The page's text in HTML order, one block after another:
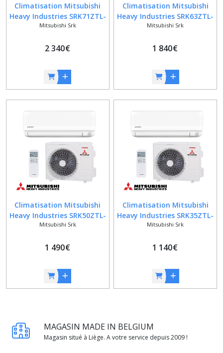
Climatisation Mitsubishi
Heavy Industries SRK71ZTL-
W + SRC71ZTL-W
Mitsubishi Srk
2 340€
Climatisation Mitsubishi
Heavy Industries SRK63ZTL-
W + SRC63ZTL-W
Mitsubishi Srk
1 840€
Climatisation Mitsubishi
Heavy Industries SRK50ZTL-
W + SRC50ZTL-W
Mitsubishi Srk
1 490€
Climatisation Mitsubishi
Heavy Industries SRK35ZTL-
W + SRC35ZTL-W
Mitsubishi Srk
1 140€
MAGASIN MADE IN BELGIUM
Magasin situé à Liège. A votre service depuis 2009 !